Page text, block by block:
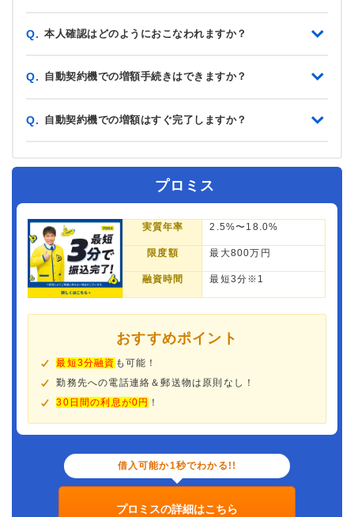
Q. 本人確認はどのようにおこなわれますか？
Q. 自動契約機での増額手続きはできますか？
Q. 自動契約機での増額はすぐ完了しますか？
プロミス
実質年率 2.5%〜18.0%
限度額 最大800万円
融資時間 最短3分※1
おすすめポイント
最短3分融資 も可能！
勤務先への電話連絡＆郵送物は原則なし！
30日間の利息が0円 ！
借入可能か1秒でわかる!!
プロミスの詳細はこちら